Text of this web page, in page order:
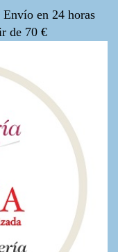
Envío en 24 horas
de 70 €